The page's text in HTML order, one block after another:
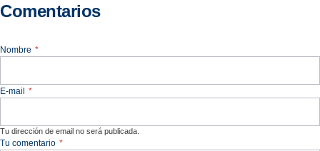
Comentarios
Nombre *
E-mail *
Tu dirección de email no será publicada.
Tu comentario *